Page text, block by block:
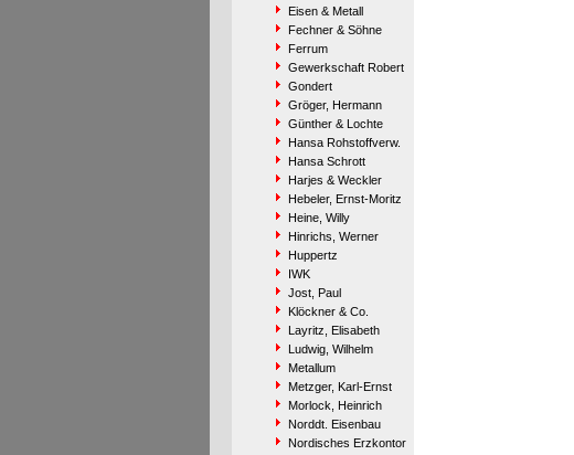
Eisen & Metall
Fechner & Söhne
Ferrum
Gewerkschaft Robert
Gondert
Gröger, Hermann
Günther & Lochte
Hansa Rohstoffverw.
Hansa Schrott
Harjes & Weckler
Hebeler, Ernst-Moritz
Heine, Willy
Hinrichs, Werner
Huppertz
IWK
Jost, Paul
Klöckner & Co.
Layritz, Elisabeth
Ludwig, Wilhelm
Metallum
Metzger, Karl-Ernst
Morlock, Heinrich
Norddt. Eisenbau
Nordisches Erzkontor